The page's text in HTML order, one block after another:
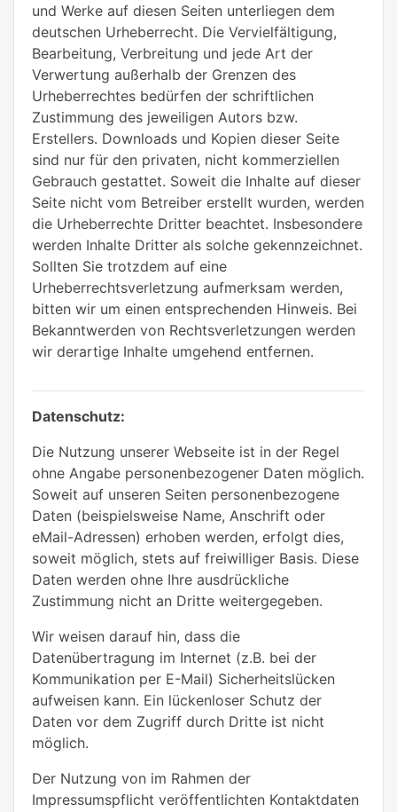
und Werke auf diesen Seiten unterliegen dem
deutschen Urheberrecht. Die Vervielfältigung,
Bearbeitung, Verbreitung und jede Art der
Verwertung außerhalb der Grenzen des
Urheberrechtes bedürfen der schriftlichen
Zustimmung des jeweiligen Autors bzw.
Erstellers. Downloads und Kopien dieser Seite
sind nur für den privaten, nicht kommerziellen
Gebrauch gestattet. Soweit die Inhalte auf dieser
Seite nicht vom Betreiber erstellt wurden, werden
die Urheberrechte Dritter beachtet. Insbesondere
werden Inhalte Dritter als solche gekennzeichnet.
Sollten Sie trotzdem auf eine
Urheberrechtsverletzung aufmerksam werden,
bitten wir um einen entsprechenden Hinweis. Bei
Bekanntwerden von Rechtsverletzungen werden
wir derartige Inhalte umgehend entfernen.
Datenschutz:
Die Nutzung unserer Webseite ist in der Regel
ohne Angabe personenbezogener Daten möglich.
Soweit auf unseren Seiten personenbezogene
Daten (beispielsweise Name, Anschrift oder
eMail-Adressen) erhoben werden, erfolgt dies,
soweit möglich, stets auf freiwilliger Basis. Diese
Daten werden ohne Ihre ausdrückliche
Zustimmung nicht an Dritte weitergegeben.
Wir weisen darauf hin, dass die
Datenübertragung im Internet (z.B. bei der
Kommunikation per E-Mail) Sicherheitslücken
aufweisen kann. Ein lückenloser Schutz der
Daten vor dem Zugriff durch Dritte ist nicht
möglich.
Der Nutzung von im Rahmen der
Impressumspflicht veröffentlichten Kontaktdaten